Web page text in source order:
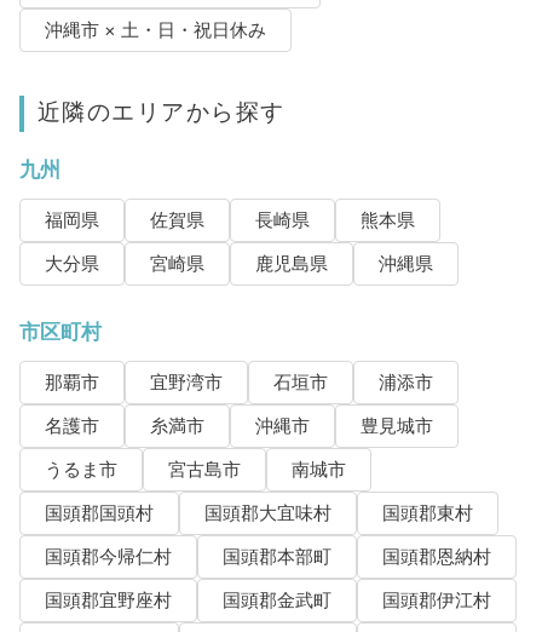
沖縄市 × 土・日・祝日休み
近隣のエリアから探す
九州
福岡県 佐賀県 長崎県
熊本県
大分県
宮崎県 鹿児島県 沖縄県
市区町村
那覇市 宜野湾市 石垣市
浦添市
名護市
糸満市 沖縄市
豊見城市
うるま市
宮古島市
南城市
国頭郡国頭村
国頭郡大宜味村
国頭郡東村
国頭郡今帰仁村
国頭郡本部町
国頭郡恩納村
国頭郡宜野座村
国頭郡金武町
国頭郡伊江村